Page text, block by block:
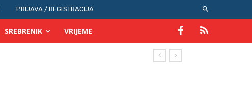
PRIJAVA / REGISTRACIJA
SREBRENIK VRIJEME